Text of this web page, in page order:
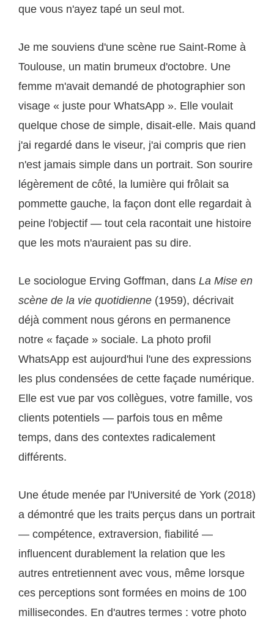
que vous n'ayez tapé un seul mot.
Je me souviens d'une scène rue Saint-Rome à
Toulouse, un matin brumeux d'octobre. Une
femme m'avait demandé de photographier son
visage « juste pour WhatsApp ». Elle voulait
quelque chose de simple, disait-elle. Mais quand
j'ai regardé dans le viseur, j'ai compris que rien
n'est jamais simple dans un portrait. Son sourire
légèrement de côté, la lumière qui frôlait sa
pommette gauche, la façon dont elle regardait à
peine l'objectif — tout cela racontait une histoire
que les mots n'auraient pas su dire.
Le sociologue Erving Goffman, dans La Mise en
scène de la vie quotidienne (1959), décrivait
déjà comment nous gérons en permanence
notre « façade » sociale. La photo profil
WhatsApp est aujourd'hui l'une des expressions
les plus condensées de cette façade numérique.
Elle est vue par vos collègues, votre famille, vos
clients potentiels — parfois tous en même
temps, dans des contextes radicalement
différents.
Une étude menée par l'Université de York (2018)
a démontré que les traits perçus dans un portrait
— compétence, extraversion, fiabilité —
influencent durablement la relation que les
autres entretiennent avec vous, même lorsque
ces perceptions sont formées en moins de 100
millisecondes. En d'autres termes : votre photo